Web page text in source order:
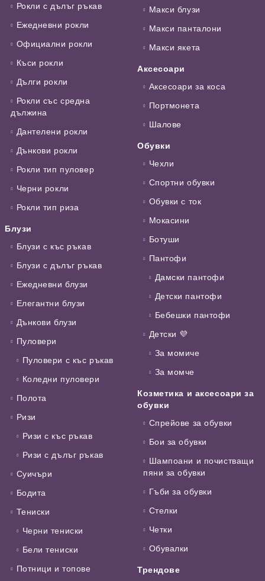
Рокли с дълъг ръкав
Ежедневни рокли
Официални рокли
Къси рокли
Дълги рокли
Рокли със средна
дължина
Дантелени рокли
Дънкови рокли
Рокли тип пуловер
Черни рокли
Рокли тип риза
Блузи
Блузи с къс ръкав
Блузи с дълъг ръкав
Ежедневни блузи
Елегантни блузи
Дънкови блузи
Пуловери
Пуловери с къс ръкав
Коледни пуловери
Полота
Ризи
Ризи с къс ръкав
Ризи с дълъг ръкав
Суичъри
Бодита
Тениски
Черни тениски
Бели тениски
Потници и топове
Макси блузи
Макси панталони
Макси якета
Аксесоари
Аксесоари за коса
Портмонета
Шалове
Обувки
Чехли
Спортни обувки
Обувки с ток
Мокасини
Ботуши
Пантофи
Дамски пантофи
Детски пантофи
Бебешки пантофи
Детски 💜
За момиче
За момче
Козметика и аксесоари за
обувки
Спрейове за обувки
Бои за обувки
Шампоани и почистващи
пяни за обувки
Гъби за обувки
Стелки
Четки
Обувалки
Трендове